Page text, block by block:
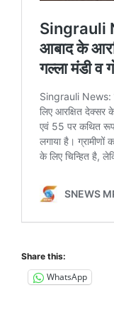
Share this:
WhatsApp